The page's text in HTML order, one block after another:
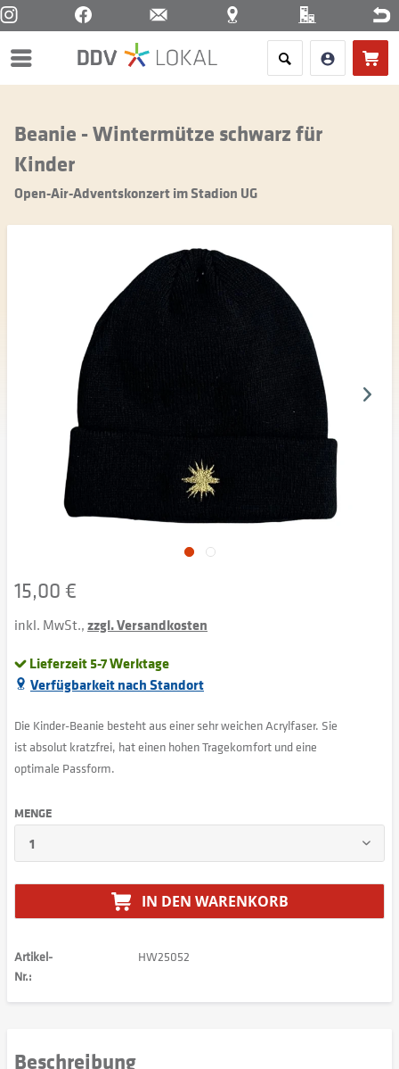
Menü
Beanie - Wintermütze schwarz für
Kinder
Open-Air-Adventskonzert im Stadion UG
15,00 €
inkl. MwSt.,zzgl. Versandkosten
Lieferzeit 5-7 Werktage
Verfügbarkeit nach Standort
Die Kinder-Beanie besteht aus einer sehr weichen Acrylfaser. Sie
ist absolut kratzfrei, hat einen hohen Tragekomfort und eine
optimale Passform.
MENGE
IN DEN WARENKORB
Artikel-
Nr.:
HW25052
Beschreibung